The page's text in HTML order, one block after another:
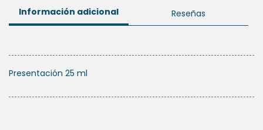
Información adicional Reseñas
Presentación 25 ml